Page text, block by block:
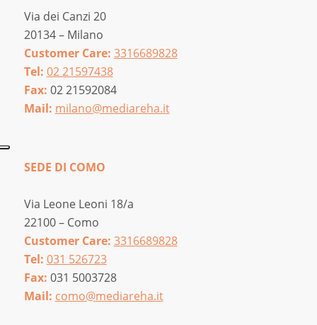
Via dei Canzi 20
20134 – Milano
Customer Care: 3316689828
Tel: 02 21597438
Fax: 02 21592084
Mail: milano@mediareha.it
SEDE DI COMO
Via Leone Leoni 18/a
22100 – Como
Customer Care: 3316689828
Tel: 031 526723
Fax: 031 5003728
Mail: como@mediareha.it